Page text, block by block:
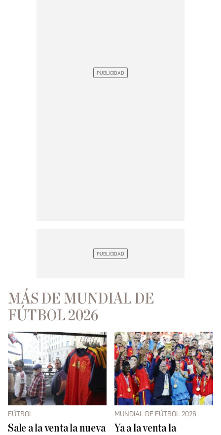
MÁS DE MUNDIAL DE
FÚTBOL 2026
FÚTBOL
Sale a la venta la nueva
MUNDIAL DE FÚTBOL 2026
Ya a la venta la